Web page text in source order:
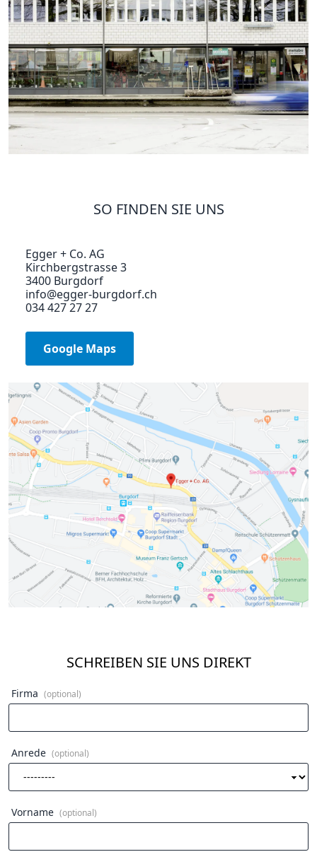
SO FINDEN SIE UNS
Egger + Co. AG
Kirchbergstrasse 3
3400 Burgdorf
info@egger-burgdorf.ch
034 427 27 27
Google Maps
SCHREIBEN SIE UNS DIREKT
Firma (optional)
Anrede (optional)
Vorname (optional)